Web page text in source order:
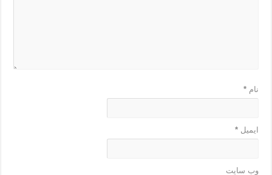
نام*
ایمیل*
وب‌ سایت